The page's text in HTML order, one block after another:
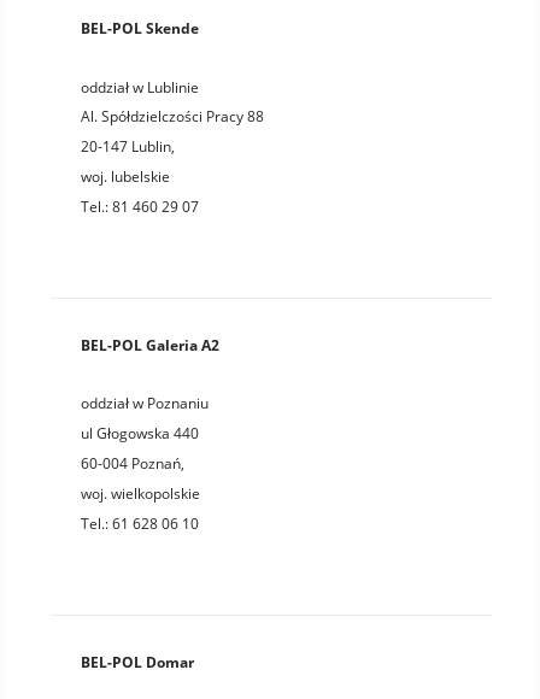
BEL-POL Skende
oddział w Lublinie
Al. Spółdzielczości Pracy 88
20-147 Lublin,
woj. lubelskie
Tel.:81 460 29 07
BEL-POL Galeria A2
oddział w Poznaniu
ul Głogowska 440
60-004 Poznań,
woj.wielkopolskie
Tel.:61 628 06 10
BEL-POL Domar